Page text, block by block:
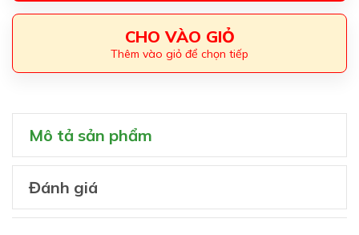
CHO VÀO GIỎ
Thêm vào giỏ để chọn tiếp
Mô tả sản phẩm
Đánh giá